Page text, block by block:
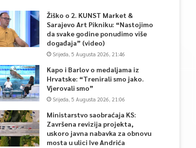
Žiško o 2. KUNST Market &
Sarajevo Art Pikniku: “Nastojimo
da svake godine ponudimo više
događaja” (video)
Srijeda, 5 Augusta 2026, 21:46
Kapo i Barlov o medaljama iz
Hrvatske: “Trenirali smo jako.
Vjerovali smo”
Srijeda, 5 Augusta 2026, 21:06
Ministarstvo saobraćaja KS:
Završena revizija projekta,
uskoro javna nabavka za obnovu
mosta u ulici Ive Andrića